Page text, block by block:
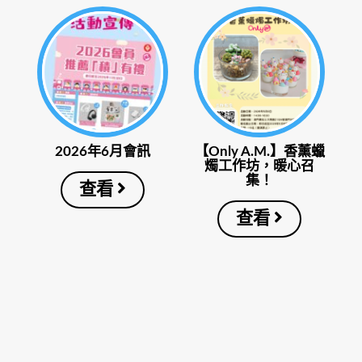
2026年6月會訊
查看
【Only A.M.】香薰蠟
燭工作坊，暖心召
集！
查看